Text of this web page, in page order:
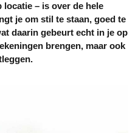
je om stil te staan, goed te
daarin gebeurt echt in je op
brengen, maar ook